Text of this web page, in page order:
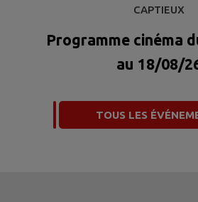
CAPTIEUX
Programme cinéma
au 18/08/
TOUS LES